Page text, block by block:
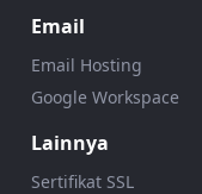
Email
Email Hosting
Google Workspace
Lainnya
Sertifikat SSL